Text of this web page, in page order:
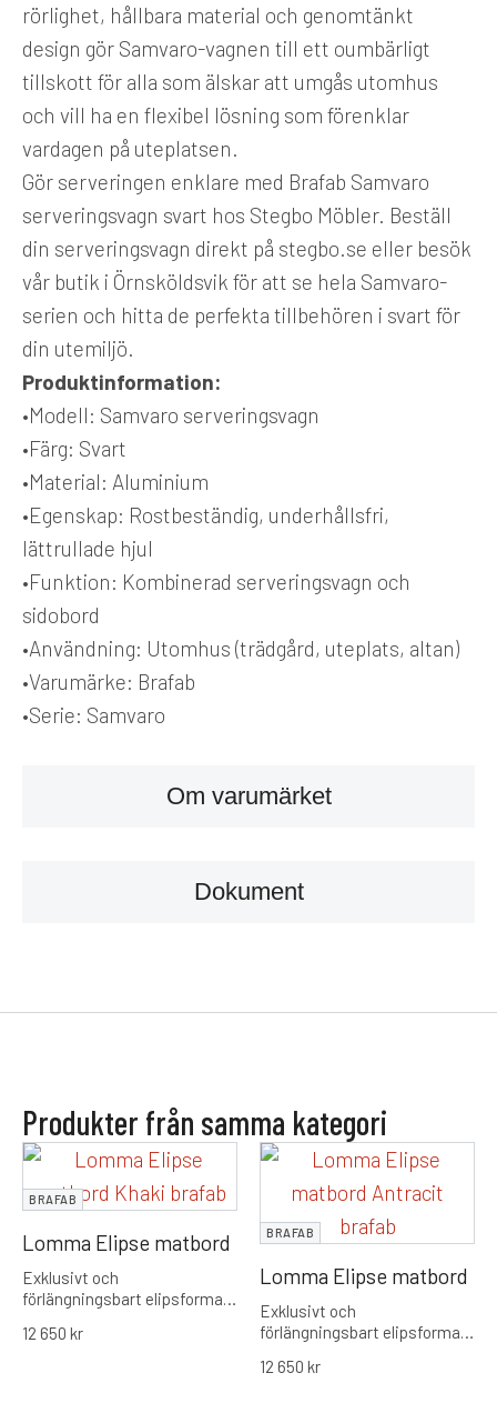
Om varumärket
Dokument
rörlighet, hållbara material och genomtänkt
design gör Samvaro-vagnen till ett oumbärligt
tillskott för alla som älskar att umgås utomhus
och vill ha en flexibel lösning som förenklar
vardagen på uteplatsen.
Gör serveringen enklare med Brafab Samvaro
serveringsvagn svart hos Stegbo Möbler. Beställ
din serveringsvagn direkt på stegbo.se eller besök
vår butik i Örnsköldsvik för att se hela Samvaro-
serien och hitta de perfekta tillbehören i svart för
din utemiljö.
Produktinformation:
•Modell: Samvaro serveringsvagn
•Färg: Svart
•Material: Aluminium
•Egenskap: Rostbeständig, underhållsfri,
lättrullade hjul
•Funktion: Kombinerad serveringsvagn och
sidobord
•Användning: Utomhus (trädgård, uteplats, altan)
•Varumärke: Brafab
•Serie: Samvaro
Produkter från samma kategori
BRAFAB
Lomma Elipse matbord
Exklusivt och
förlängningsbart elipsformat
Brafab. Utrustat med
12 650 kr
BRAFAB
Lomma Elipse matbord
Exklusivt och
förlängningsbart elipsformat
Brafab. Utrustat med
12 650 kr